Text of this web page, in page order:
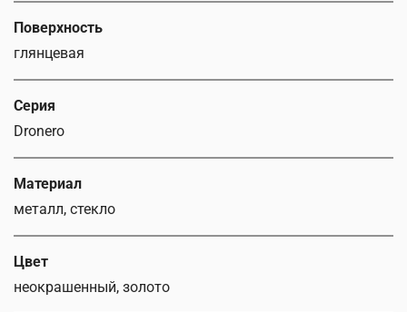
Поверхность
глянцевая
Серия
Dronero
Материал
металл, стекло
Цвет
неокрашенный, золото